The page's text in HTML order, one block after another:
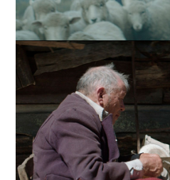
LA CASA MÁS GRANDE